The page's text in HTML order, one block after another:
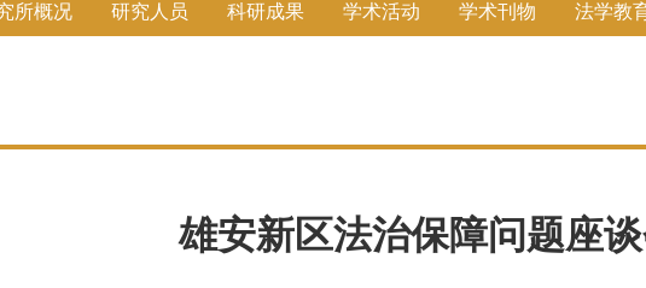
所概况 研究人员 科研成果 学术活动 学术刊物 法学教
雄安新区法治保障问题座